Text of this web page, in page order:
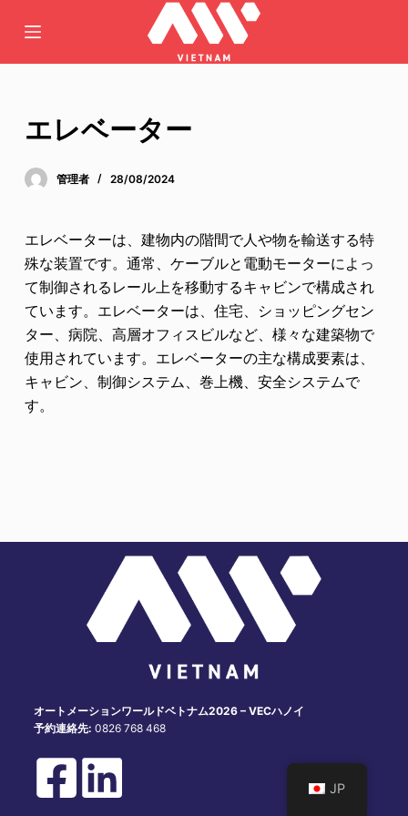
コ
テ
へ
キ
プ
エレベーター
管理者 28/08/2024
エレベーターは、建物内の階間で人や物を輸送する特
殊な装置です。通常、ケーブルと電動モーターによっ
て制御されるレール上を移動するキャビンで構成され
ています。エレベーターは、住宅、ショッピングセン
ター、病院、高層オフィスビルなど、様々な建築物で
使用されています。エレベーターの主な構成要素は、
キャビン、制御システム、巻上機、安全システムで
す。
オートメーションワールドベトナム2026 – VECハノイ
予約連絡先: 0826 768 468
JP